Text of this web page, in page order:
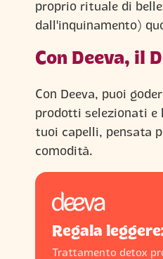
proprio rituale di
dall'inquinamento)
Con Deeva, il
Con Deeva, puoi
prodotti selezionati e
tuoi capelli, pensata
comodità.
Regala
Trattamento detox